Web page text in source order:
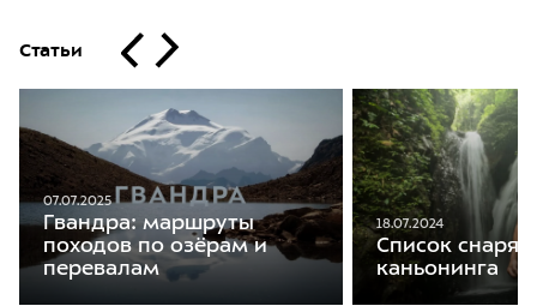
Статьи
07.07.2025
Гвандра: маршруты
походов по озёрам и
перевалам
18.07.2024
Список
каньонинга